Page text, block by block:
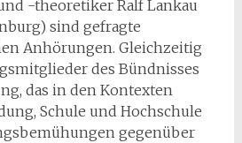
-theoretiker Ralf Lankau
sind gefragte
Anhörungen. Gleichzeitig
des Bündnisses
das in den Kontexten
Schule und Hochschule
gegenüber